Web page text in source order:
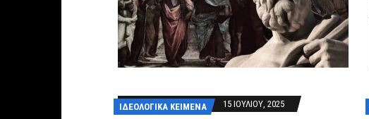
ΙΔΕΟΛΟΓΙΚΆ ΚΕΊΜΕΝΑ 15 ΙΟΥΛΊΟΥ, 2025